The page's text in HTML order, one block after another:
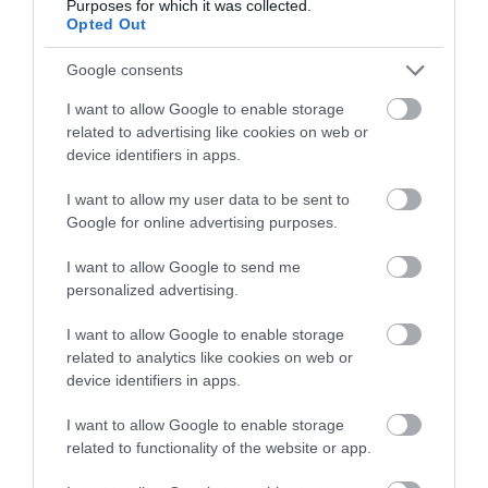
Purposes for which it was collected.
Opted Out
Google consents
I want to allow Google to enable storage
related to advertising like cookies on web or
device identifiers in apps.
I want to allow my user data to be sent to
Google for online advertising purposes.
I want to allow Google to send me
personalized advertising.
I want to allow Google to enable storage
related to analytics like cookies on web or
device identifiers in apps.
I want to allow Google to enable storage
related to functionality of the website or app.
ceremónia végén egy szimbolikus „műtét”
következett, amely során egy szemöldökszálat
távolítottak el.
A társaság szemészekből állt; titkolózásuk
valószínűleg annak volt betudható, hogy
tevékenységét akkoriban betiltotta XII. Kelemen
Bár a kézirat elsőre baljósnak tűnhet, a
kutatók szerint a csoport célja inkább a
tudás keresése volt, mintsem bármiféle
sötét összeesküvés.
Olvasd el ezt is!
Egy rejtélyes festmény nyomában: ezt